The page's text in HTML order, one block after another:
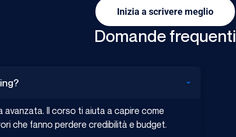
Inizia a scrivere meglio
Domande frequenti
›
avanzata. Il corso ti aiuta a capire come
che fanno perdere credibilità e budget.